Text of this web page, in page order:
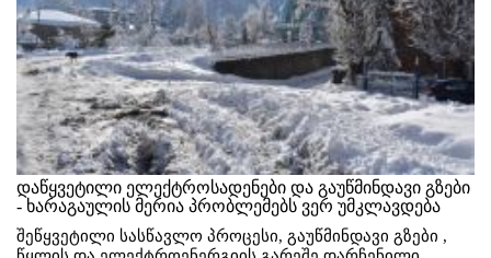
დაწყვეტილი ელექტროსადენები და გაუწმინდავი გზები
- ხარაგაულის მერია პრობლემებს ვერ უმკლავდება
შეწყვეტილი სასწავლო პროცესი, გაუწმინდავი გზები ,